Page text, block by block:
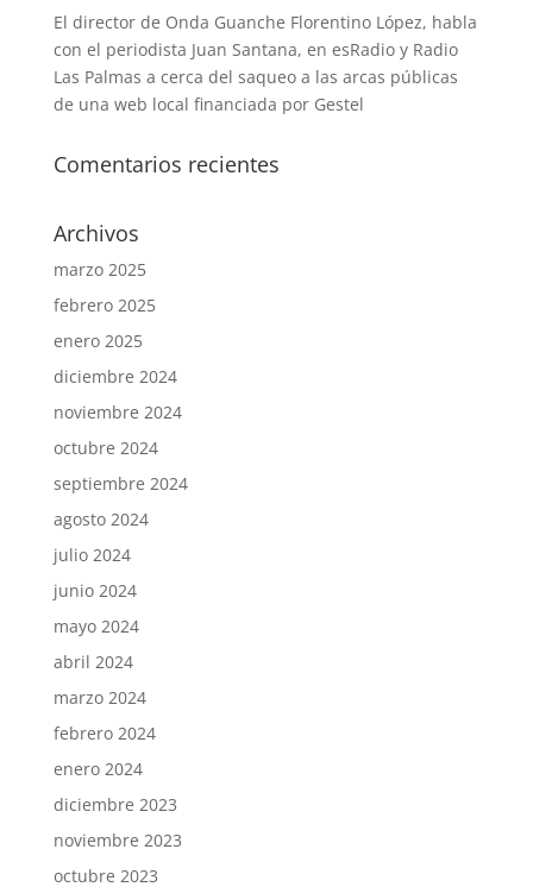
El director de Onda Guanche Florentino López, habla
con el periodista Juan Santana, en esRadio y Radio
Las Palmas a cerca del saqueo a las arcas públicas
de una web local financiada por Gestel
Comentarios recientes
Archivos
marzo 2025
febrero 2025
enero 2025
diciembre 2024
noviembre 2024
octubre 2024
septiembre 2024
agosto 2024
julio 2024
junio 2024
mayo 2024
abril 2024
marzo 2024
febrero 2024
enero 2024
diciembre 2023
noviembre 2023
octubre 2023